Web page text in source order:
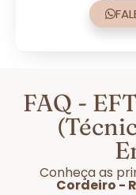
FAQ -
Conheça as
Cordeiro -